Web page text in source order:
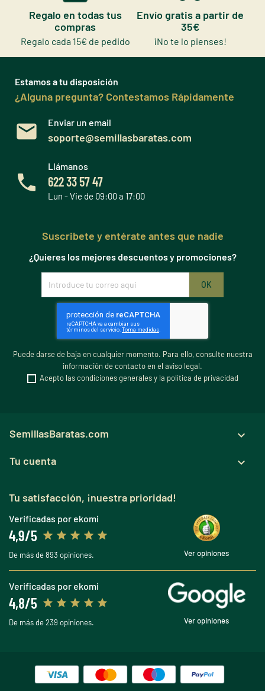
Regalo en todas tus
compras
Regalo cada 15€ de pedido
Envío gratis a partir de
35€
¡No te lo pienses!
Estamos a tu disposición
¿Alguna pregunta? Contestamos Rápidamente
Enviar un email
soporte@semillasbaratas.com
Llámanos
622 33 57 47
Lun - Vie de 09:00 a 17:00
Suscribete y entérate antes que nadie
¿Quieres los mejores descuentos y promociones?
Puede darse de baja en cualquier momento. Para ello, consulte nuestra
información de contacto en el aviso legal.
Acepto las condiciones generales y la política de privacidad
SemillasBaratas.com 
Tu cuenta 
Tu satisfacción, ¡nuestra prioridad!
Verificadas por ekomi
4,9/5
De más de 893 opiniones. Ver opiniones
Verificadas por ekomi
4,8/5
De más de 239 opiniones. Ver opiniones